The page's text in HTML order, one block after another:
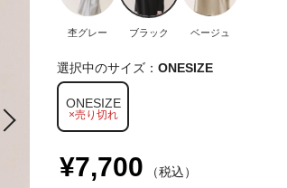
杢グレー ブラック ベージュ
選択中のサイズ： ONESIZE
ONESIZE
×売り切れ
¥7,700 （税込）